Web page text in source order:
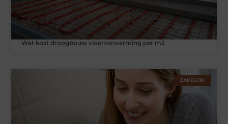
Wat kost droogbouw vloerverwarming per m2
ZAKELIJK